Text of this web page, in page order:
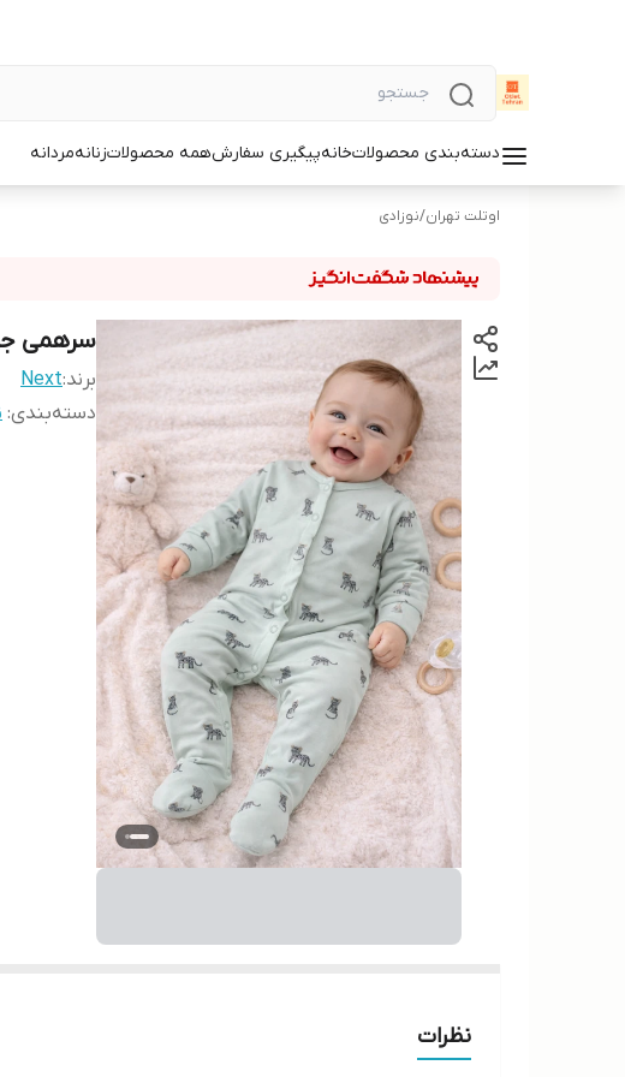
دسته‌بندی محصولاتخانهپیگیری سفارشهمه محصولاتزنانهمردانه
اوتلت تهران/نوزادی
سرهمی
برند:Next
دسته‌بندی:
نظرات